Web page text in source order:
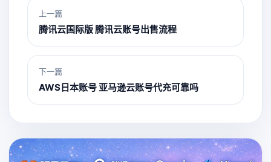
上一篇
腾讯云国际版 腾讯云账号出售流程
下一篇
AWS日本账号 亚马逊云账号代充可靠吗